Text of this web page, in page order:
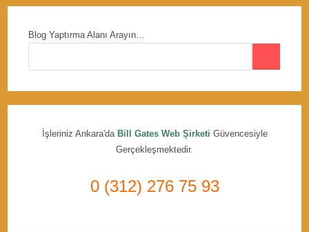
Blog Yaptırma Alanı Arayın…
İşleriniz Ankara'da Bill Gates Web Şirketi Güvencesiyle
Gerçekleşmektedir.
0 (312) 276 75 93